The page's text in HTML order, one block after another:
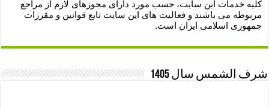
کلیه خدمات این سایت، حسب مورد دارای مجوزهای لازم از مراجع
مربوطه می باشند و فعالیت های این سایت تابع قوانین و مقررات
جمهوری اسلامی ایران است.
شرف الشمس سال 1405